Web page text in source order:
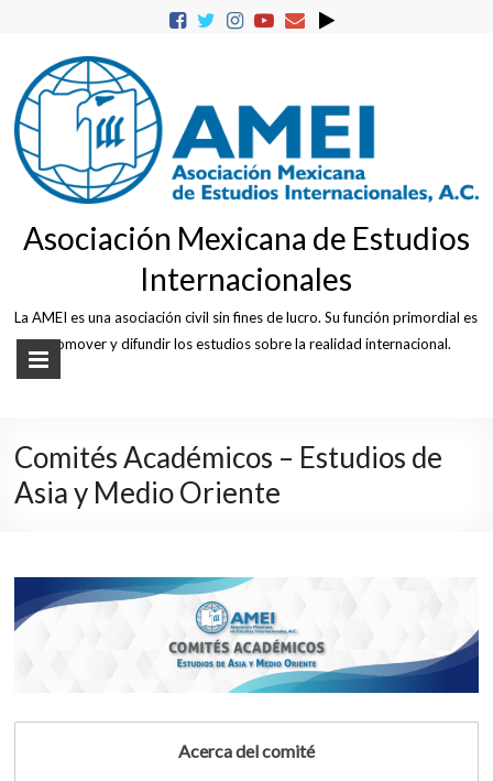
Asociación Mexicana de Estudios
Internacionales
La AMEI es una asociación civil sin fines de lucro. Su función primordial es
promover y difundir los estudios sobre la realidad internacional.
Comités Académicos – Estudios de
Asia y Medio Oriente
Acerca del comité